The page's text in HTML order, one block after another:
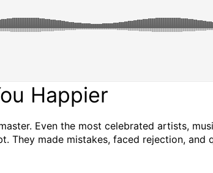
Happier
Even the most celebrated artists,
made mistakes, faced rejection,